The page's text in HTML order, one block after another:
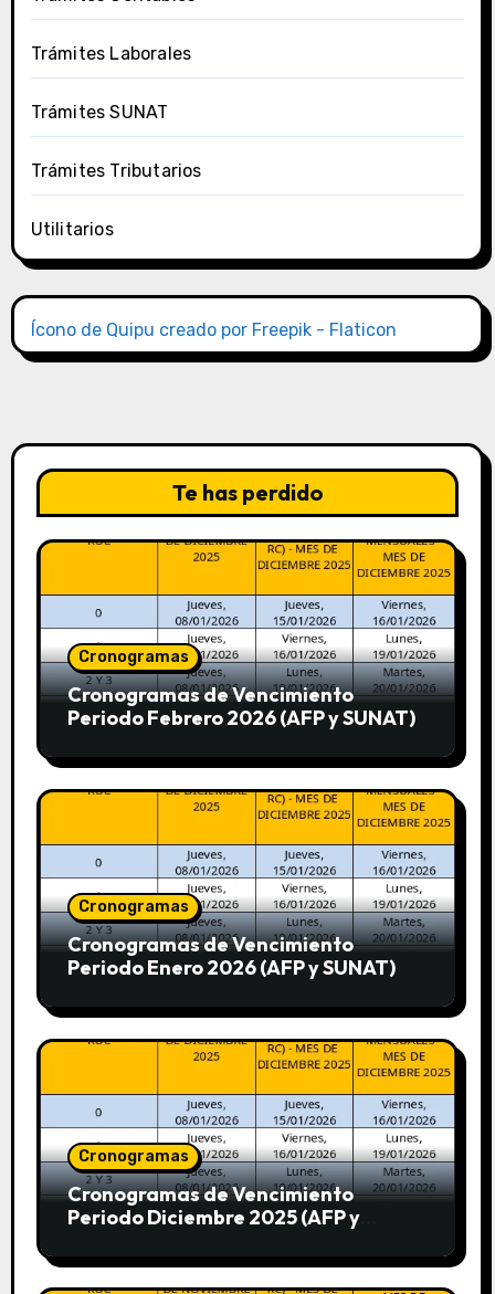
Trámites Laborales
Trámites SUNAT
Trámites Tributarios
Utilitarios
Ícono de Quipu creado por Freepik - Flaticon
Te has perdido
Cronogramas
Cronogramas de Vencimiento
Periodo Febrero 2026 (AFP y SUNAT)
Cronogramas
Cronogramas de Vencimiento
Periodo Enero 2026 (AFP y SUNAT)
Cronogramas
Cronogramas de Vencimiento
Periodo Diciembre 2025 (AFP y